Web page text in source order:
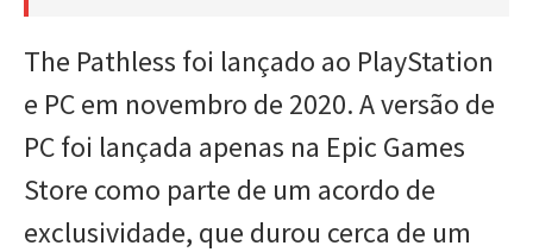
The Pathless foi lançado ao PlayStation
e PC em novembro de 2020. A versão de
PC foi lançada apenas na Epic Games
Store como parte de um acordo de
exclusividade, que durou cerca de um